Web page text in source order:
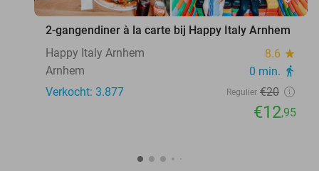
2-gangendiner à la carte bij Happy Italy Arnhem
Happy Italy Arnhem
8.6 star
Arnhem 0 min. directions_walk
Verkocht: 3.877 Regulier €20
€12,95